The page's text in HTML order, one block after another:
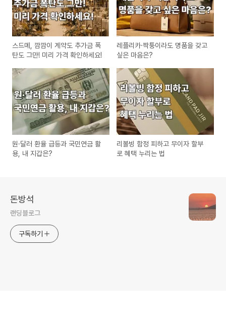
스드메, 깜깜이 계약도 추가금 폭
탄도 그만! 미리 가격 확인하세요!
레플리카·짝퉁이라도 명품을 갖고
싶은 마음은?
원·달러 환율 급등과 국민연금 활
용, 내 지갑은?
리볼빙 함정 피하고 무이자 할부
로 혜택 누리는 법
돈방석
랜딩블로그
구독하기